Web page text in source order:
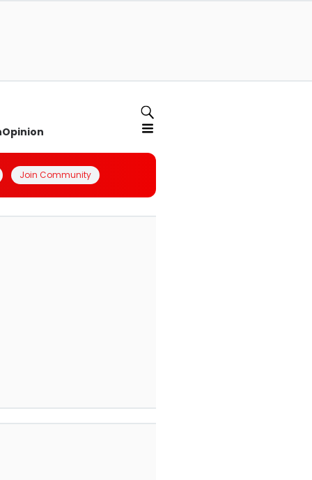
Opinion
Join Community